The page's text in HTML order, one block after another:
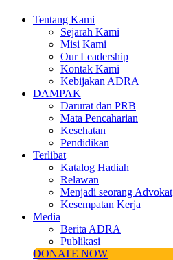
Tentang Kami
Sejarah Kami
Misi Kami
Our Leadership
Kontak Kami
Kebijakan ADRA
DAMPAK
Darurat dan PRB
Mata Pencaharian
Kesehatan
Pendidikan
Terlibat
Katalog Hadiah
Relawan
Menjadi seorang Advokat
Kesempatan Kerja
Media
Berita ADRA
Publikasi
DONATE NOW